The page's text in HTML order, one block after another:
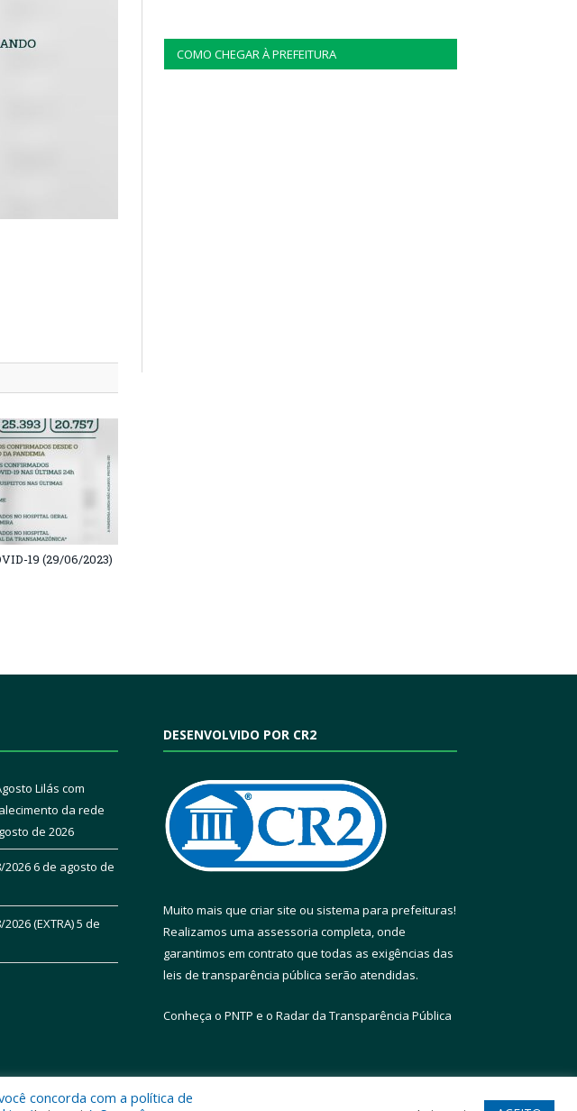
19 (29/06/2023)
COMO CHEGAR À PREFEITURA
Lilás com
da rede
de 2026
20266 de agosto de
(EXTRA)5 de
DESENVOLVIDO POR CR2
Muito mais que criar site ou sistema para prefeituras!
Realizamos uma assessoria completa, onde
garantimos em contrato que todas as exigências das
leis de transparência pública serão atendidas.
Conheça o PNTP e o Radar da Transparência Pública
concorda com a política de